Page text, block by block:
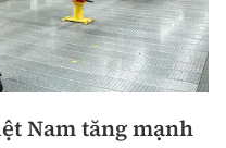
Nam tăng mạnh